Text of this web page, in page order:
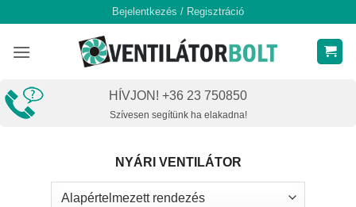
content
Bejelentkezés / Regisztráció
HÍVJON! +36 23 750850
Szívesen segítünk ha elakadna!
NYÁRI VENTILÁTOR